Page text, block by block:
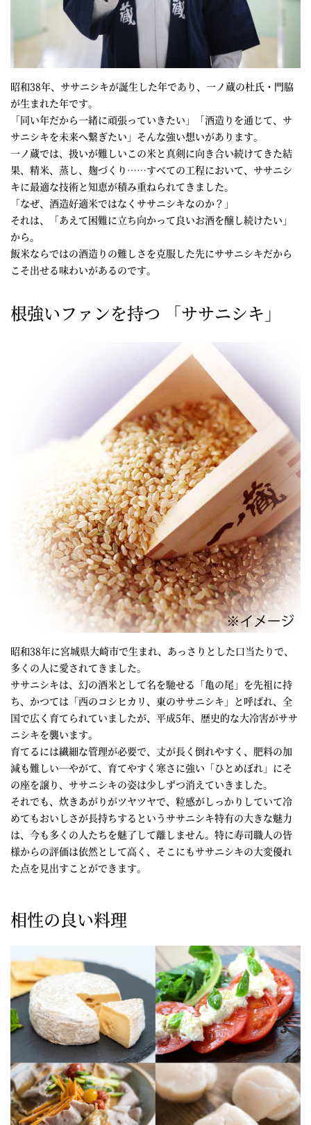
昭和38年、ササニシキが誕生した年であり、一ノ蔵の杜氏・門脇
が生まれた年です。
「同い年だから一緒に頑張っていきたい」「酒造りを通じて、サ
サニシキを未来へ繋ぎたい」そんな強い想いがあります。
一ノ蔵では、扱いが難しいこの米と真剣に向き合い続けてきた結
果、精米、蒸し、麹づくり……すべての工程において、ササニシ
キに最適な技術と知恵が積み重ねられてきました。
「なぜ、酒造好適米ではなくササニシキなのか？」
それは、「あえて困難に立ち向かって良いお酒を醸し続けたい」
から。
飯米ならではの酒造りの難しさを克服した先にササニシキだから
こそ出せる味わいがあるのです。
根強いファンを持つ 「ササニシキ」
昭和38年に宮城県大崎市で生まれ、あっさりとした口当たりで、
多くの人に愛されてきました。
ササニシキは、幻の酒米として名を馳せる「亀の尾」を先祖に持
ち、かつては「西のコシヒカリ、東のササニシキ」と呼ばれ、全
国で広く育てられていましたが、平成5年、歴史的な大冷害がササ
ニシキを襲います。
育てるには繊細な管理が必要で、丈が長く倒れやすく、肥料の加
減も難しい―やがて、育てやすく寒さに強い「ひとめぼれ」にそ
の座を譲り、ササニシキの姿は少しずつ消えていきました。
それでも、炊きあがりがツヤツヤで、粒感がしっかりしていて冷
めてもおいしさが長持ちするというササニシキ特有の大きな魅力
は、今も多くの人たちを魅了して離しません。特に寿司職人の皆
様からの評価は依然として高く、そこにもササニシキの大変優れ
た点を見出すことができます。
相性の良い料理